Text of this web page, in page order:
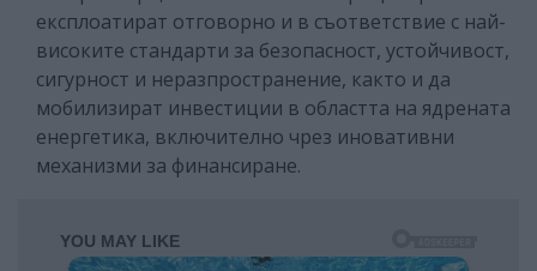
експлоатират отговорно и в съответствие с най-
високите стандарти за безопасност, устойчивост,
сигурност и неразпространение, както и да
мобилизират инвестиции в областта на ядрената
енергетика, включително чрез иновативни
механизми за финансиране.